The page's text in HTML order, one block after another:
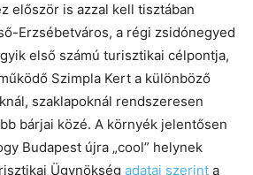
először is azzal kell tisztában
Erzsébetváros, a régi zsidónegyed
első számú turisztikai célpontja,
Szimpla Kert a különböző
szaklapoknál rendszeresen
bárjai közé. A környék jelentősen
Budapest újra „cool” helynek
Ügynökség adatai szerint a